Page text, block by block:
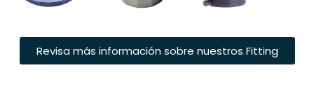
Revisa más información sobre nuestros Fitting